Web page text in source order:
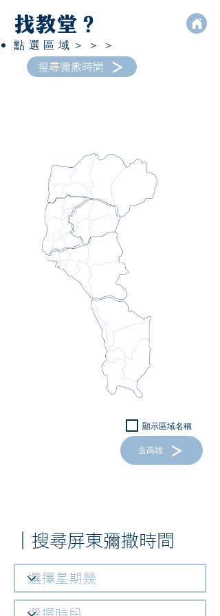
​找教堂？
點選區域＞＞＞
搜尋彌撒時間
顯示區域名稱
去高雄
｜搜尋屏東彌撒時間